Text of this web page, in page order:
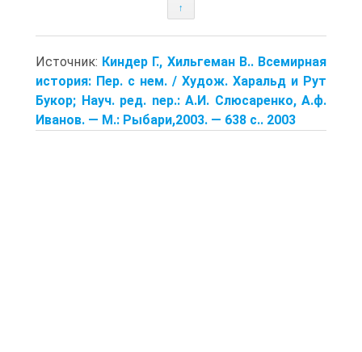
↑
Источник: Киндер Г., Хильгеман В.. Всемирная
история: Пер. с нем. / Худож. Харальд и Рут
Букор; Науч. ред. nep.: А.И. Слюсаренко, А.ф.
Иванов. — M.: Рыбари,2003. — 638 c.. 2003